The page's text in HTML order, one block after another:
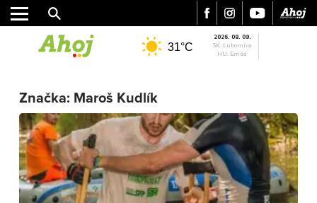
MESTO
REGIÓN
ŠPORT
KULTÚRA
FOTKY
VIDEO
31°C
2026. 08. 09.
SK: Ľubomíra
HU: Emőd
Značka: Maroš Kudlík